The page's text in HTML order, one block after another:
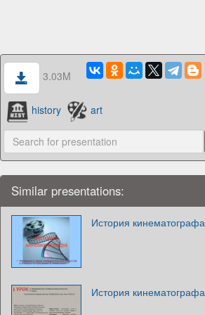
3.03M
history art
Similar presentations:
История кинематографа
История кинематографа